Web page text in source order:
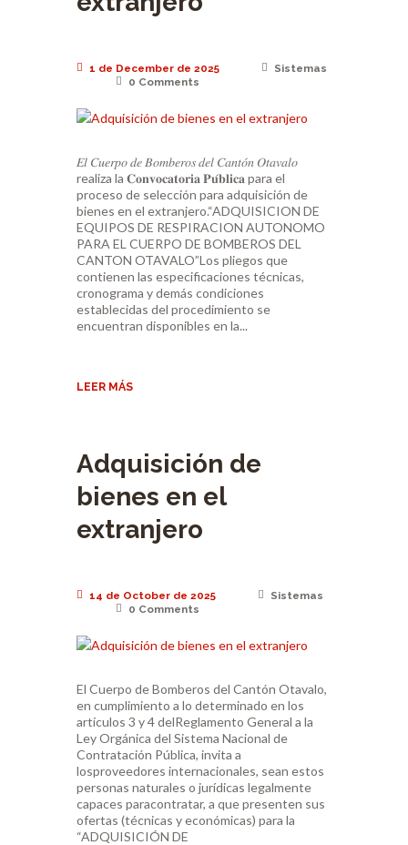
1 de December de 2025
Sistemas
0 Comments
𝐸𝑙 𝐶𝑢𝑒𝑟𝑝𝑜 𝑑𝑒 𝐵𝑜𝑚𝑏𝑒𝑟𝑜𝑠 𝑑𝑒𝑙 𝐶𝑎𝑛𝑡𝑜́𝑛 𝑂𝑡𝑎𝑣𝑎𝑙𝑜
realiza la 𝐂𝐨𝐧𝐯𝐨𝐜𝐚𝐭𝐨𝐫𝐢𝐚 𝐏𝐮́𝐛𝐥𝐢𝐜𝐚 para el
proceso de selección para adquisición de
bienes en el extranjero.“ADQUISICION DE
EQUIPOS DE RESPIRACION AUTONOMO
PARA EL CUERPO DE BOMBEROS DEL
CANTON OTAVALO”Los pliegos que
contienen las especificaciones técnicas,
cronograma y demás condiciones
establecidas del procedimiento se
encuentran disponibles en la...
LEER MÁS
Adquisición de
bienes en el
extranjero
14 de October de 2025
Sistemas
0 Comments
El Cuerpo de Bomberos del Cantón Otavalo,
en cumplimiento a lo determinado en los
artículos 3 y 4 delReglamento General a la
Ley Orgánica del Sistema Nacional de
Contratación Pública, invita a
losproveedores internacionales, sean estos
personas naturales o jurídicas legalmente
capaces paracontratar, a que presenten sus
ofertas (técnicas y económicas) para la
“ADQUISICIÓN DE